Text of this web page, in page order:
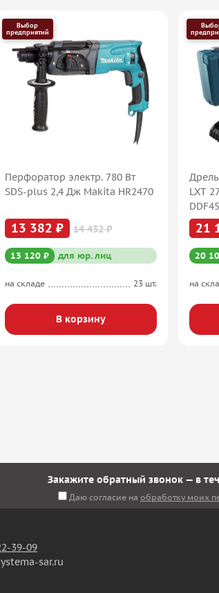
Выбор
предприятий
Перфоратор электр. 780 Вт
SDS-plus 2,4 Дж Makita HR2470
13 382 ₽ 14 432 ₽
13 120 ₽ для юр. лиц
на складе 23 шт.
В корзину
LXT
21
20
на
Закажите обратный звонок — в
Даю согласие на обработку моих
39-09
sar.ru